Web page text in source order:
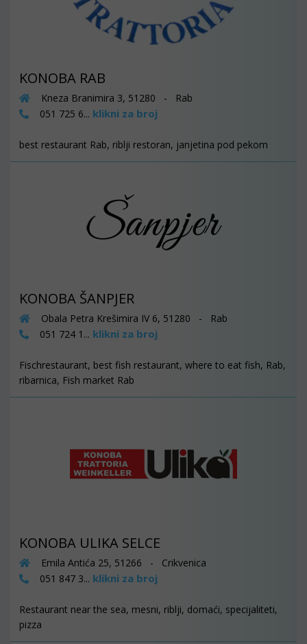
KONOBA RAB
Kneza Branimira 3, 51280 - Rab
051 725 6... klikni za broj
best restaurant Rab, riblji restoran, janjetina pod pekom
KONOBA ŠANPJER
Obala Petra Krešimira IV 6, 51280 - Rab
051 724 1... klikni za broj
Fischrestaurant, best fish restaurant, where to eat fish, Rab,
ribarnica, Fish market Rab
KONOBA ULIKA SELCE
Emila Antića 25, 51266 - Crikvenica
051 847 3... klikni za broj
Restaurant near the sea, mesni, riblji, domaći, specijaliteti,
pizza